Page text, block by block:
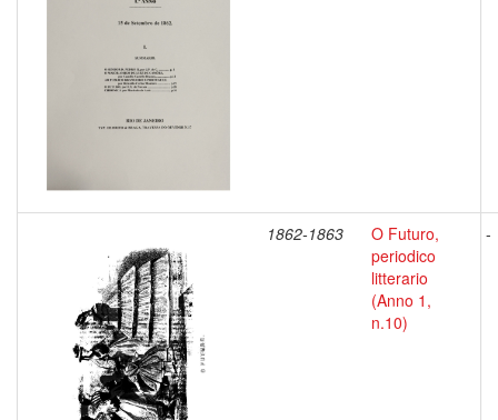
1862-1863
O Futuro,
periodico
litterario
(Anno 1,
n.10)
-